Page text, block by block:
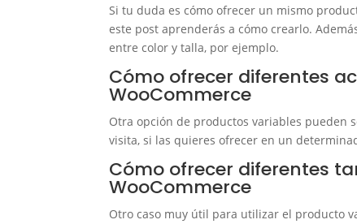
Si tu duda es cómo ofrecer un mismo
este post aprenderás a cómo crearlo.
entre color y talla, por ejemplo.
Cómo ofrecer diferentes
WooCommerce
Otra opción de productos variables pueden
visita, si las quieres ofrecer en un
Cómo ofrecer diferentes
WooCommerce
Otro caso muy útil para utilizar el producto